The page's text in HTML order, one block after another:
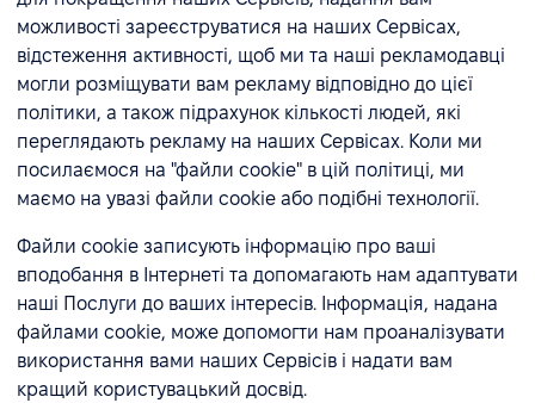
можливості зареєструватися на наших Сервісах,
відстеження активності, щоб ми та наші рекламодавці
могли розміщувати вам рекламу відповідно до цієї
політики, а також підрахунок кількості людей, які
переглядають рекламу на наших Сервісах. Коли ми
посилаємося на "файли cookie" в цій політиці, ми
маємо на увазі файли cookie або подібні технології.
Файли cookie записують інформацію про ваші
вподобання в Інтернеті та допомагають нам адаптувати
наші Послуги до ваших інтересів. Інформація, надана
файлами cookie, може допомогти нам проаналізувати
використання вами наших Сервісів і надати вам
кращий користувацький досвід.